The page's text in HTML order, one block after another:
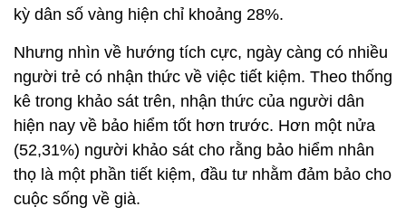
kỳ dân số vàng hiện chỉ khoảng 28%.
Nhưng nhìn về hướng tích cực, ngày càng có nhiều
người trẻ có nhận thức về việc tiết kiệm. Theo thống
kê trong khảo sát trên, nhận thức của người dân
hiện nay về bảo hiểm tốt hơn trước. Hơn một nửa
(52,31%) người khảo sát cho rằng bảo hiểm nhân
thọ là một phần tiết kiệm, đầu tư nhằm đảm bảo cho
cuộc sống về già.